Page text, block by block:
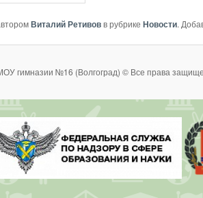
Виталий Ретивовв рубрике Новости.
гимназии №16 (Волгоград) © Все права